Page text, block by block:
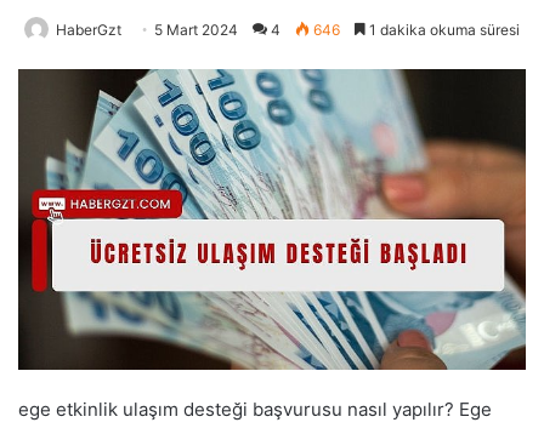
HaberGzt 5 Mart 2024 4 646 1 dakika okuma süresi
ege etkinlik ulaşım desteği başvurusu nasıl yapılır? Ege